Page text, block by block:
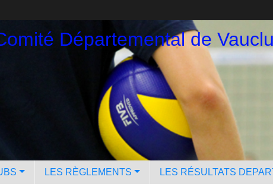
Départemental de
LES RÈGLEMENTS LES RÉSULTATS